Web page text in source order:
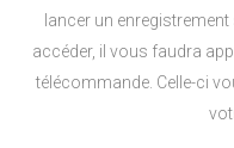
lancer un enregistrement
accéder, il vous faudra
télécommande. Celle-ci